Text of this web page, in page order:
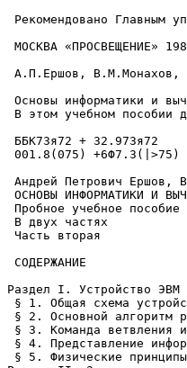
Рекомендовано Главным
МОСКВА «ПРОСВЕЩЕНИЕ»
А.П.Ершов, В.М.Монахов,
Основы информатики и
В этом учебном пособии
ББК73я72 + 32.973я72
001.8(075) +6Ф7.3(|>75)
Андрей Петрович Ершов,
ОСНОВЫ ИНФОРМАТИКИ И
Пробное учебное
В двух частях
Часть вторая
СОДЕРЖАНИЕ
Раздел I. Устройство ЭВМ
§ 1. Общая схема
§ 2. Основной алгоритм
§ 3. Команда ветвления
§ 4. Представление
§ 5. Физические